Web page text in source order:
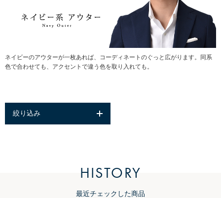
ネイビーのアウターが一枚あれば、コーディネートのぐっと広がります。同系
色で合わせても、アクセントで違う色を取り入れても。
絞り込み
HISTORY
最近チェックした商品